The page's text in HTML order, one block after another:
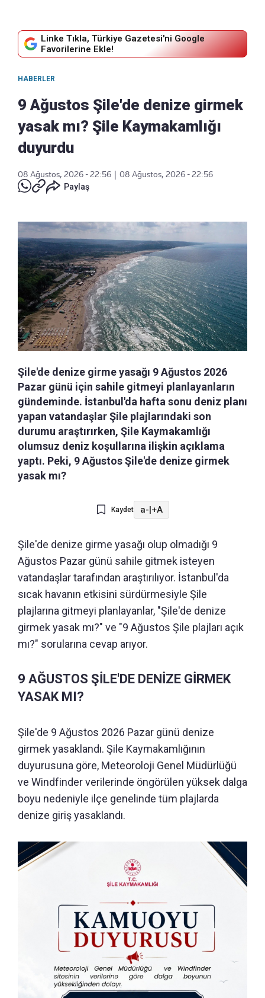
Linke Tıkla, Türkiye Gazetesi'ni Google
Favorilerine Ekle!
HABERLER
9 Ağustos Şile'de denize girmek
yasak mı? Şile Kaymakamlığı
duyurdu
08 Ağustos, 2026 - 22:56
08 Ağustos, 2026 - 22:56
Paylaş
Şile'de denize girme yasağı 9 Ağustos 2026
Pazar günü için sahile gitmeyi planlayanların
gündeminde. İstanbul'da hafta sonu deniz planı
yapan vatandaşlar Şile plajlarındaki son
durumu araştırırken, Şile Kaymakamlığı
olumsuz deniz koşullarına ilişkin açıklama
yaptı. Peki, 9 Ağustos Şile'de denize girmek
yasak mı?
Kaydet a-|+A
Şile'de denize girme yasağı olup olmadığı 9
Ağustos Pazar günü sahile gitmek isteyen
vatandaşlar tarafından araştırılıyor. İstanbul'da
sıcak havanın etkisini sürdürmesiyle Şile
plajlarına gitmeyi planlayanlar, "Şile'de denize
girmek yasak mı?" ve "9 Ağustos Şile plajları açık
mı?" sorularına cevap arıyor.
9 AĞUSTOS ŞİLE'DE DENİZE GİRMEK
YASAK MI?
Şile'de 9 Ağustos 2026 Pazar günü denize
girmek yasaklandı. Şile Kaymakamlığının
duyurusuna göre, Meteoroloji Genel Müdürlüğü
ve Windfinder verilerinde öngörülen yüksek dalga
boyu nedeniyle ilçe genelinde tüm plajlarda
denize giriş yasaklandı.